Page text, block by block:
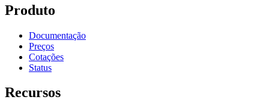
Produto
Documentação
Preços
Cotações
Status
Recursos